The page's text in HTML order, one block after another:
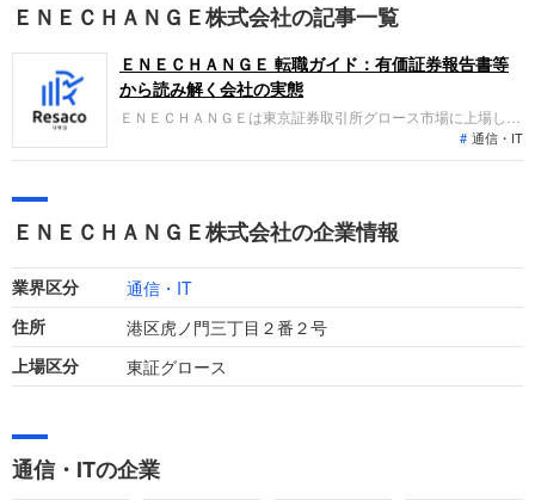
ＥＮＥＣＨＡＮＧＥ株式会社の記事一覧
ＥＮＥＣＨＡＮＧＥ 転職ガイド：有価証券報告書等
から読み解く会社の実態
ＥＮＥＣＨＡＮＧＥは東京証券取引所グロース市場に上場し、
エネルギー流通プラットフォーム事業を展開しています。消費
者向けの電力切替支援や、エネルギー事業者向けのデジタルソ
達成しています。
通信・IT
ＥＮＥＣＨＡＮＧＥ株式会社の企業情報
業界区分 通信・IT
住所 港区虎ノ門三丁目２番２号
上場区分 東証グロース
通信・ITの企業